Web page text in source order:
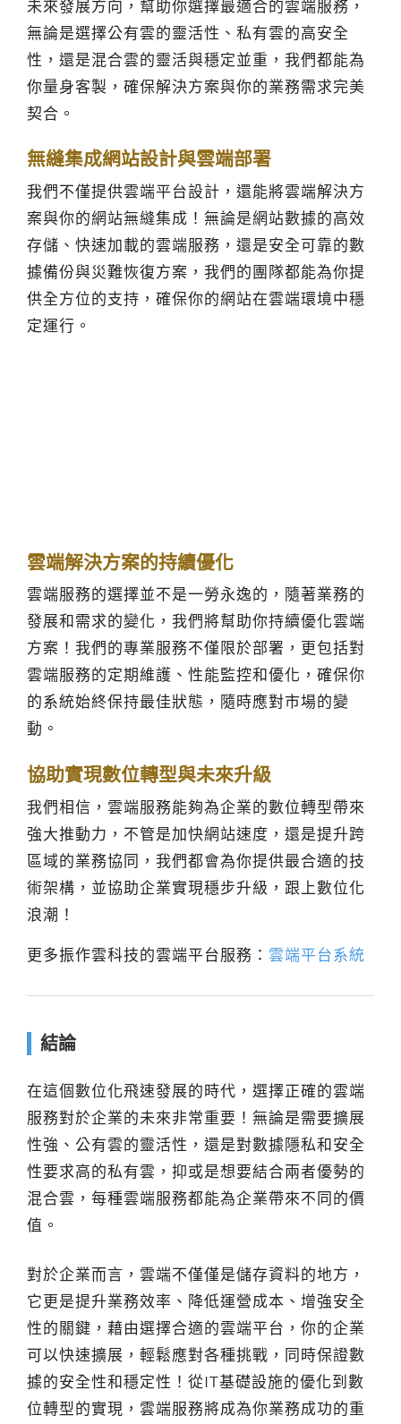
未來發展方向，幫助你選擇最適合的雲端服務，
無論是選擇公有雲的靈活性、私有雲的高安全
性，還是混合雲的靈活與穩定並重，我們都能為
你量身客製，確保解決方案與你的業務需求完美
契合。
無縫集成網站設計與雲端部署
我們不僅提供雲端平台設計，還能將雲端解決方
案與你的網站無縫集成！無論是網站數據的高效
存儲、快速加載的雲端服務，還是安全可靠的數
據備份與災難恢復方案，我們的團隊都能為你提
供全方位的支持，確保你的網站在雲端環境中穩
定運行。
雲端解決方案的持續優化
雲端服務的選擇並不是一勞永逸的，隨著業務的
發展和需求的變化，我們將幫助你持續優化雲端
方案！我們的專業服務不僅限於部署，更包括對
雲端服務的定期維護、性能監控和優化，確保你
的系統始終保持最佳狀態，隨時應對市場的變
動。
協助實現數位轉型與未來升級
我們相信，雲端服務能夠為企業的數位轉型帶來
強大推動力，不管是加快網站速度，還是提升跨
區域的業務協同，我們都會為你提供最合適的技
術架構，並協助企業實現穩步升級，跟上數位化
浪潮！
更多振作雲科技的雲端平台服務： 雲端平台系統
結論
在這個數位化飛速發展的時代，選擇正確的雲端
服務對於企業的未來非常重要！無論是需要擴展
性強、公有雲的靈活性，還是對數據隱私和安全
性要求高的私有雲，抑或是想要結合兩者優勢的
混合雲，每種雲端服務都能為企業帶來不同的價
值。
對於企業而言，雲端不僅僅是儲存資料的地方，
它更是提升業務效率、降低運營成本、增強安全
性的關鍵，藉由選擇合適的雲端平台，你的企業
可以快速擴展，輕鬆應對各種挑戰，同時保證數
據的安全性和穩定性！從IT基礎設施的優化到數
位轉型的實現，雲端服務將成為你業務成功的重